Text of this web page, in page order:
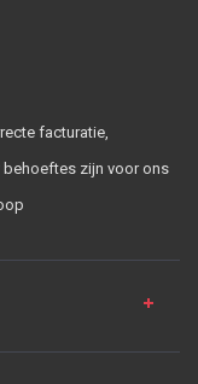
facturatie,
behoeftes zijn voor ons